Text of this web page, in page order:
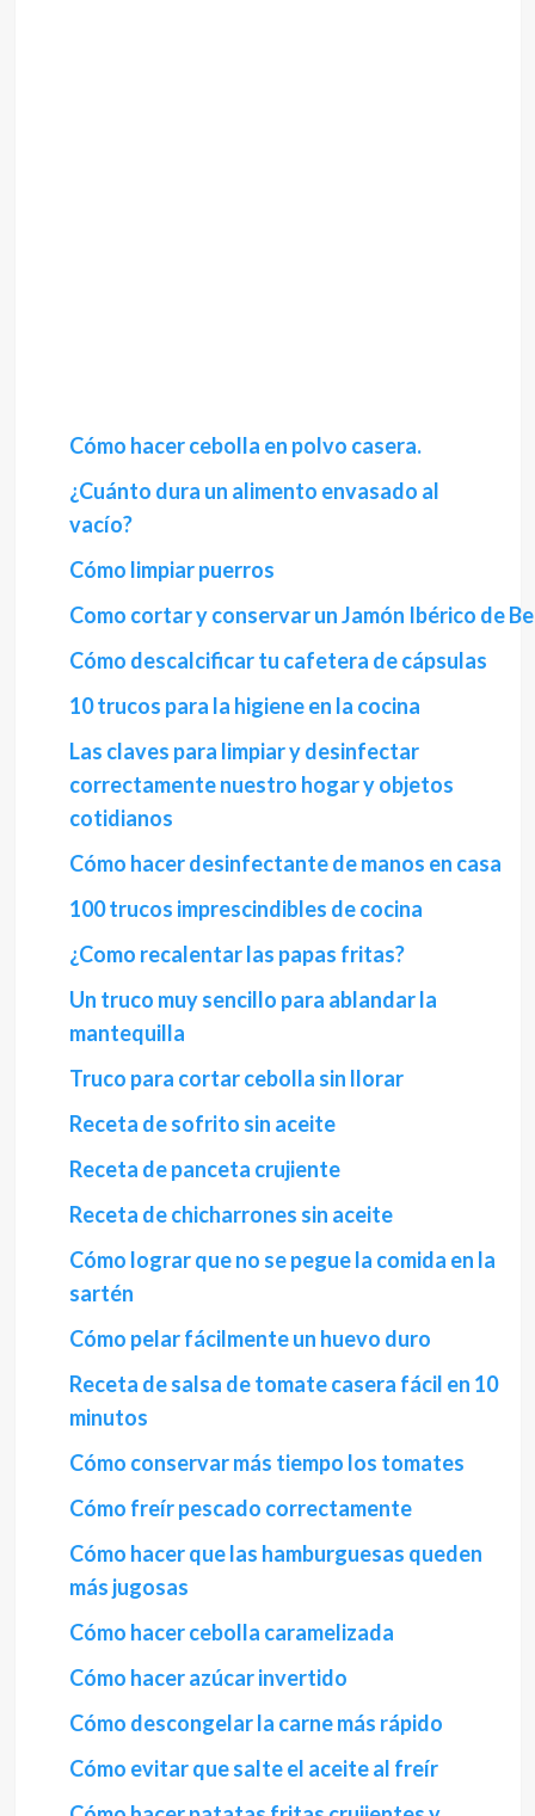
Cómo hacer cebolla en polvo casera.
¿Cuánto dura un alimento envasado al
vacío?
Cómo limpiar puerros
Como cortar y conservar un Jamón Ibérico de
Cómo descalcificar tu cafetera de cápsulas
10 trucos para la higiene en la cocina
Las claves para limpiar y desinfectar
correctamente nuestro hogar y objetos
cotidianos
Cómo hacer desinfectante de manos en casa
100 trucos imprescindibles de cocina
¿Como recalentar las papas fritas?
Un truco muy sencillo para ablandar la
mantequilla
Truco para cortar cebolla sin llorar
Receta de sofrito sin aceite
Receta de panceta crujiente
Receta de chicharrones sin aceite
Cómo lograr que no se pegue la comida en la
sartén
Cómo pelar fácilmente un huevo duro
Receta de salsa de tomate casera fácil en 10
minutos
Cómo conservar más tiempo los tomates
Cómo freír pescado correctamente
Cómo hacer que las hamburguesas queden
más jugosas
Cómo hacer cebolla caramelizada
Cómo hacer azúcar invertido
Cómo descongelar la carne más rápido
Cómo evitar que salte el aceite al freír